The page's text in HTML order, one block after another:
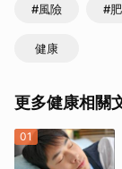
#風險 #
健康
更多健康相關
01